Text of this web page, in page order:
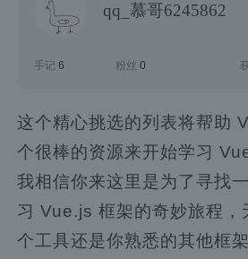
qq_慕哥6245862
手记6 粉丝0
这个精心挑选的列表将帮助
个很棒的资源来开始学习 Vue
我相信你来这里是为了寻找
习 Vue.js 框架的奇妙旅程，
个工具还是你熟悉的其他框